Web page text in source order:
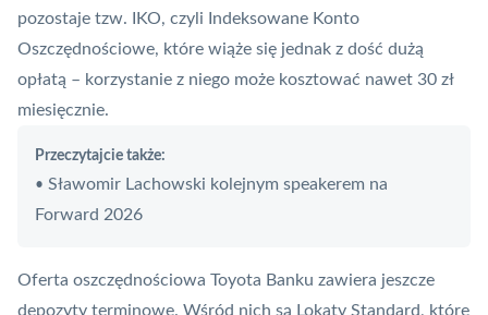
pozostaje tzw.
IKO, czyli Indeksowane Konto
Oszczędnościowe, które wiąże się jednak z dość dużą
opłatą – korzystanie z niego może kosztować nawet 30 zł
miesięcznie.
Przeczytajcie także:
• Sławomir Lachowski kolejnym speakerem na
Forward 2026
Oferta oszczędnościowa Toyota Banku zawiera jeszcze
depozyty terminowe. Wśród nich są Lokaty Standard, które